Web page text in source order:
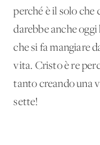
perché è il solo che
darebbe anche
che si fa mangiare
vita. Cristo è re
tanto creando una
sette!